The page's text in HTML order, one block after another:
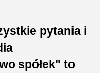
pytania i
spółek" to